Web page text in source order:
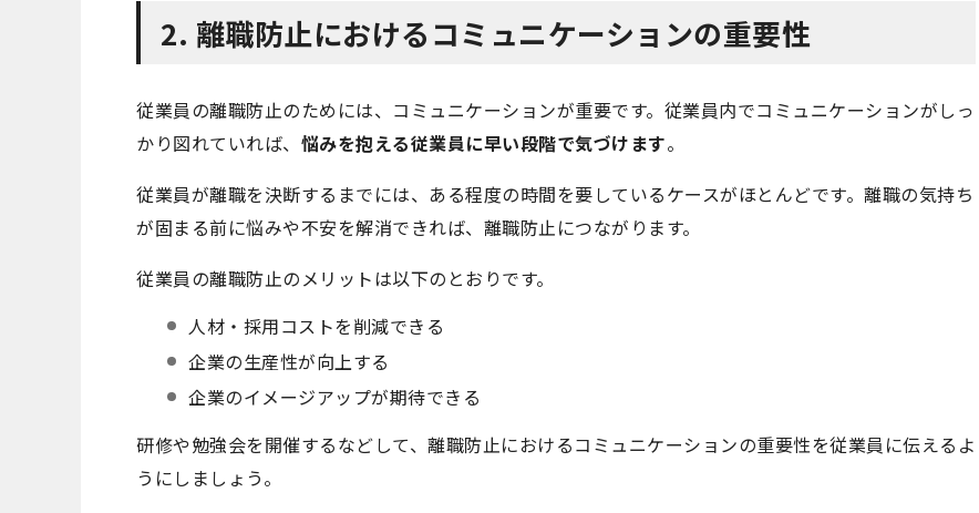
2. 離職防止におけるコミュニケーションの重要性
従業員の離職防止のためには、コミュニケーションが重要です。従業員内でコミュニケーションがしっ
かり図れていれば、 悩みを抱える従業員に早い段階で気づけます。
従業員が離職を決断するまでには、ある程度の時間を要しているケースがほとんどです。離職の気持ち
が固まる前に悩みや不安を解消できれば、離職防止につながります。
従業員の離職防止のメリットは以下のとおりです。
人材・採用コストを削減できる
企業の生産性が向上する
企業のイメージアップが期待できる
研修や勉強会を開催するなどして、離職防止におけるコミュニケーションの重要性を従業員に伝えるよ
うにしましょう。